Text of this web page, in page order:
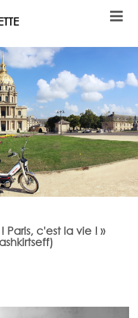
Paris, c'est la vie ! »